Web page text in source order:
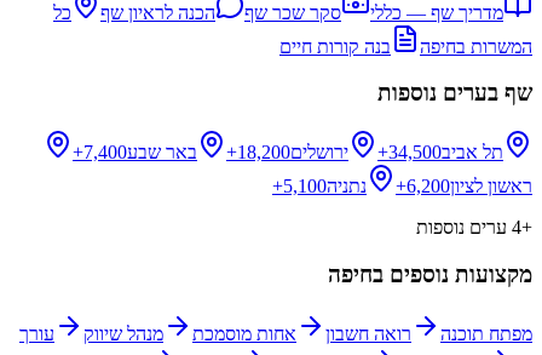
מדריך שף — כללי סקר שכר שף הכנה לראיון שף
כל
המשרות בחיפה בנה קורות חיים
שף בערים נוספות
תל אביב34,500+ ירושלים18,200+ באר שבע7,400+
ראשון לציון6,200+ נתניה5,100+
+
4 ערים נוספות
מקצועות נוספים בחיפה
מפתח תוכנה רואה חשבון אחות מוסמכת מנהל שיווק
עורך